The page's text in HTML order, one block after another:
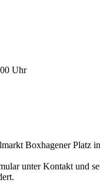
Uhr
Boxhagener Platz
unter Kontakt und